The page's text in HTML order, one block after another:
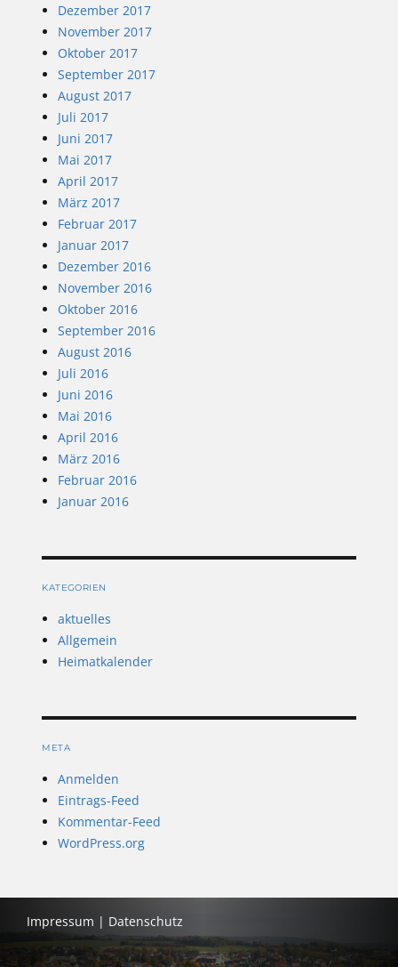
Dezember 2017
November 2017
Oktober 2017
September 2017
August 2017
Juli 2017
Juni 2017
Mai 2017
April 2017
März 2017
Februar 2017
Januar 2017
Dezember 2016
November 2016
Oktober 2016
September 2016
August 2016
Juli 2016
Juni 2016
Mai 2016
April 2016
März 2016
Februar 2016
Januar 2016
KATEGORIEN
aktuelles
Allgemein
Heimatkalender
META
Anmelden
Eintrags-Feed
Kommentar-Feed
WordPress.org
Impressum | Datenschutz